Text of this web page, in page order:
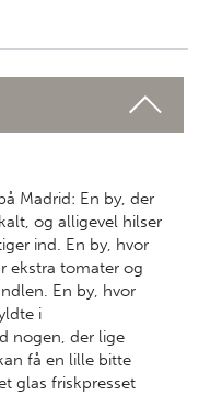
Madrid: En by, der
og alligevel hilser
ind. En by, hvor
ekstra tomater og
En by, hvor
i
nogen, der lige
få en lille bitte
glas friskpresset